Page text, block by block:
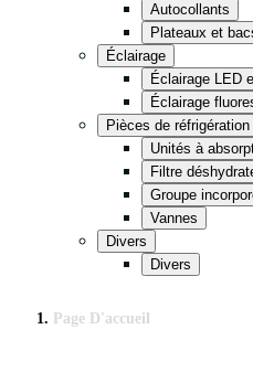
Autocollants
Plateaux et
Éclairage
Éclairage LED
Éclairage
Pièces de réfrigération
Unités à
Filtre
Groupe
Vannes
Divers
Divers
Page D'accueil